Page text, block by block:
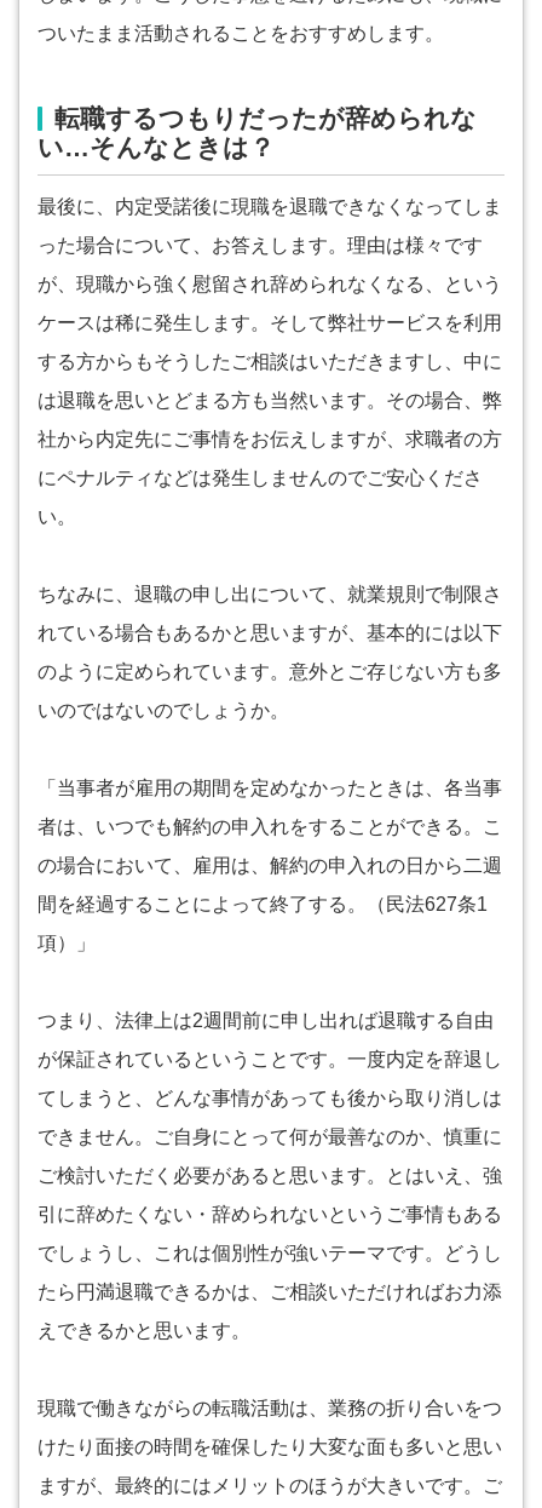
ついたまま活動されることをおすすめします。
転職するつもりだったが辞められな
い…そんなときは？
最後に、内定受諾後に現職を退職できなくなってしま
った場合について、お答えします。理由は様々です
が、現職から強く慰留され辞められなくなる、という
ケースは稀に発生します。そして弊社サービスを利用
する方からもそうしたご相談はいただきますし、中に
は退職を思いとどまる方も当然います。その場合、弊
社から内定先にご事情をお伝えしますが、求職者の方
にペナルティなどは発生しませんのでご安心くださ
い。
ちなみに、退職の申し出について、就業規則で制限さ
れている場合もあるかと思いますが、基本的には以下
のように定められています。意外とご存じない方も多
いのではないのでしょうか。
「当事者が雇用の期間を定めなかったときは、各当事
者は、いつでも解約の申入れをすることができる。こ
の場合において、雇用は、解約の申入れの日から二週
間を経過することによって終了する。（民法627条1
項）」
つまり、法律上は2週間前に申し出れば退職する自由
が保証されているということです。一度内定を辞退し
てしまうと、どんな事情があっても後から取り消しは
できません。ご自身にとって何が最善なのか、慎重に
ご検討いただく必要があると思います。とはいえ、強
引に辞めたくない・辞められないというご事情もある
でしょうし、これは個別性が強いテーマです。どうし
たら円満退職できるかは、ご相談いただければお力添
えできるかと思います。
現職で働きながらの転職活動は、業務の折り合いをつ
けたり面接の時間を確保したり大変な面も多いと思い
ますが、最終的にはメリットのほうが大きいです。ご